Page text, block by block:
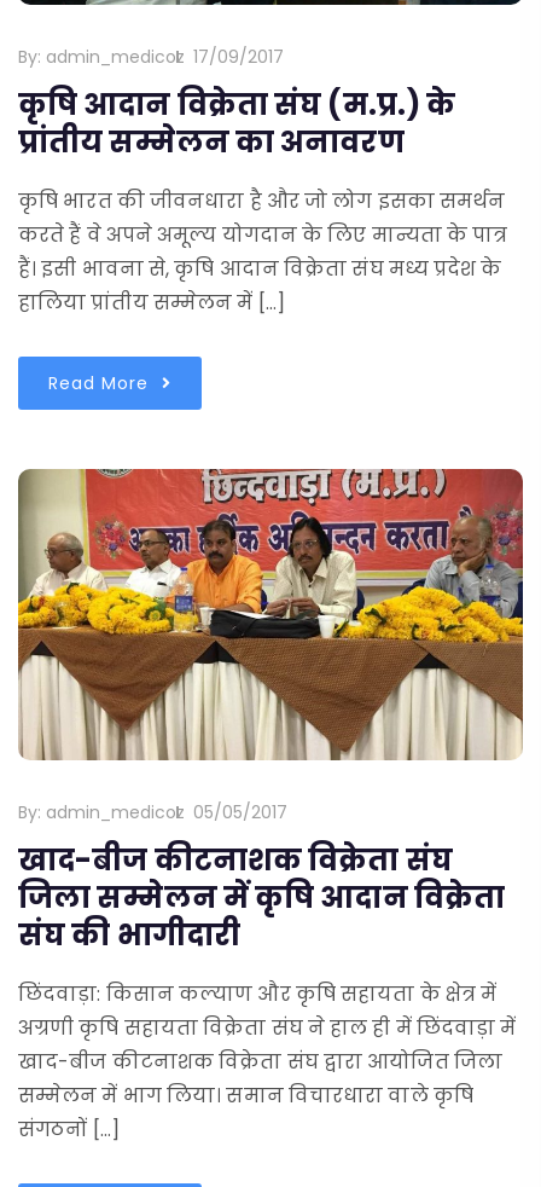
By: admin_medicoz 17/09/2017
कृषि आदान विक्रेता संघ (म.प्र.) के
प्रांतीय सम्मेलन का अनावरण
कृषि भारत की जीवनधारा है और जो लोग इसका समर्थन
करते हैं वे अपने अमूल्य योगदान के लिए मान्यता के पात्र
हैं। इसी भावना से, कृषि आदान विक्रेता संघ मध्य प्रदेश के
हालिया प्रांतीय सम्मेलन में […]
Read More
By: admin_medicoz 05/05/2017
खाद-बीज कीटनाशक विक्रेता संघ
जिला सम्मेलन में कृषि आदान विक्रेता
संघ की भागीदारी
छिंदवाड़ा: किसान कल्याण और कृषि सहायता के क्षेत्र में
अग्रणी कृषि सहायता विक्रेता संघ ने हाल ही में छिंदवाड़ा में
खाद-बीज कीटनाशक विक्रेता संघ द्वारा आयोजित जिला
सम्मेलन में भाग लिया। समान विचारधारा वाले कृषि
संगठनों […]